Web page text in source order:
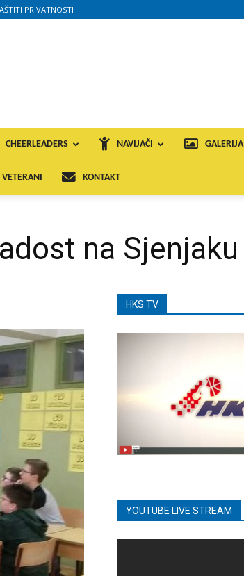
PRIVATNOSTI
CHEERLEADERS NAVIJAČI GALERIJA
VETERANI KONTAKT
na Sjenjaku
HKS TV
YOUTUBE LIVE STREAM